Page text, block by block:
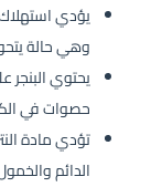
يؤدي استهلاك
وهي حالة
يحتوي البنجر
حصوات في
تؤدي مادة
الدائم